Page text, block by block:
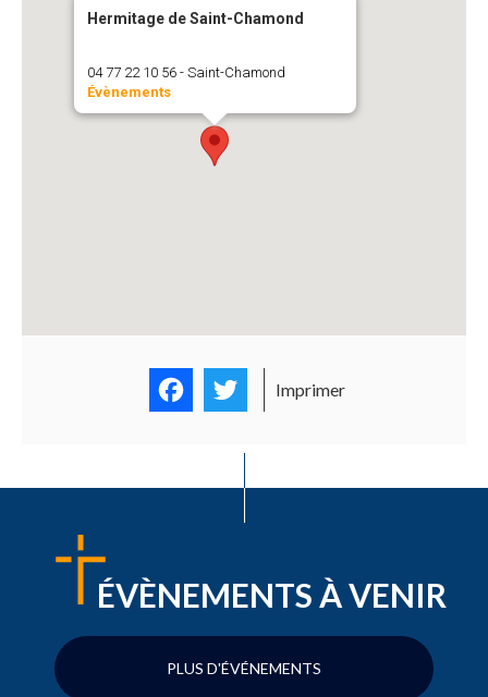
Hermitage de Saint-Chamond
04 77 22 10 56 - Saint-Chamond
Évènements
FacebookTwitter
Imprimer
ÉVÈNEMENTS À VENIR
PLUS D'ÉVÉNEMENTS